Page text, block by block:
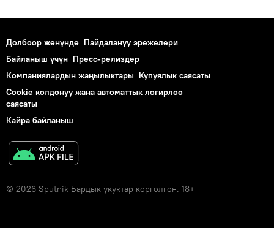
Долбоор жөнүндө Пайдалануу эрежелери
Байланыш үчүн Пресс-релиздер
Компаниялардын жаңылыктары Купуялык саясаты
Cookie колдонуу жана автоматтык логирлөө
саясаты
Кайра байланыш
© 2026 Sputnik Бардык укуктар корголгон. 18+